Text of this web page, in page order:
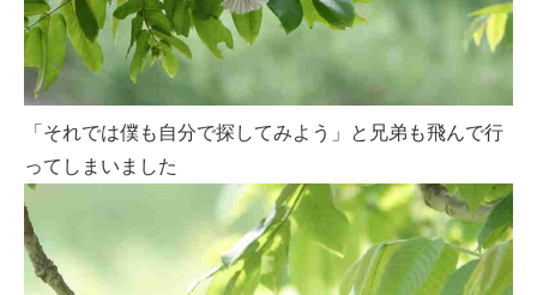
「それでは僕も自分で探してみよう」と兄弟も飛んで行
ってしまいました